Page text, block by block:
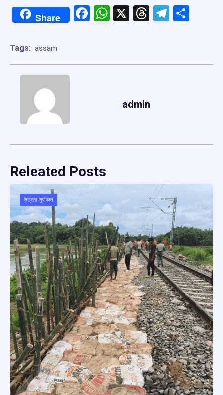
Share Facebook
WhatsApp
X Threads
Tags: assam
admin
Releated Posts
উত্তর-পূর্বাঞ্চল